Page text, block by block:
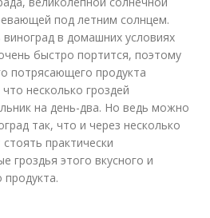
под летним солнцем.
в домашних условиях
быстро портится, поэтому
потрясающего продукта
несколько гроздей
на день-два. Но ведь можно
так, что и через несколько
практически
гроздья этого вкусного и